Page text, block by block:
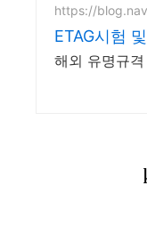
https://
ETAG시험
해외 유명규